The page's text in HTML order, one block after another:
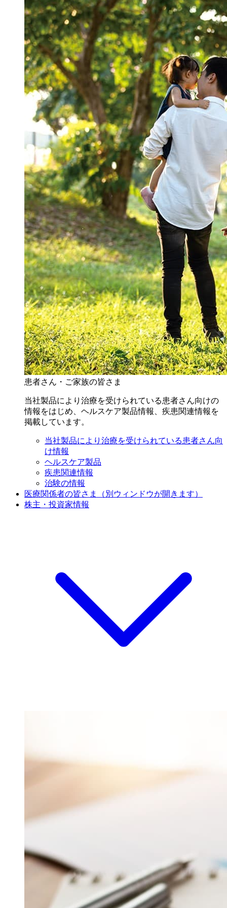
患者さん・ご家族の皆さま
当社製品により治療を受けられている患者さん向けの
情報をはじめ、ヘルスケア製品情報、疾患関連情報を
掲載しています。
当社製品により治療を受けられている患者さん向
け情報
ヘルスケア製品
疾患関連情報
治験の情報
医療関係者の皆さま
（別ウィンドウが開きます）
株主・投資家情報